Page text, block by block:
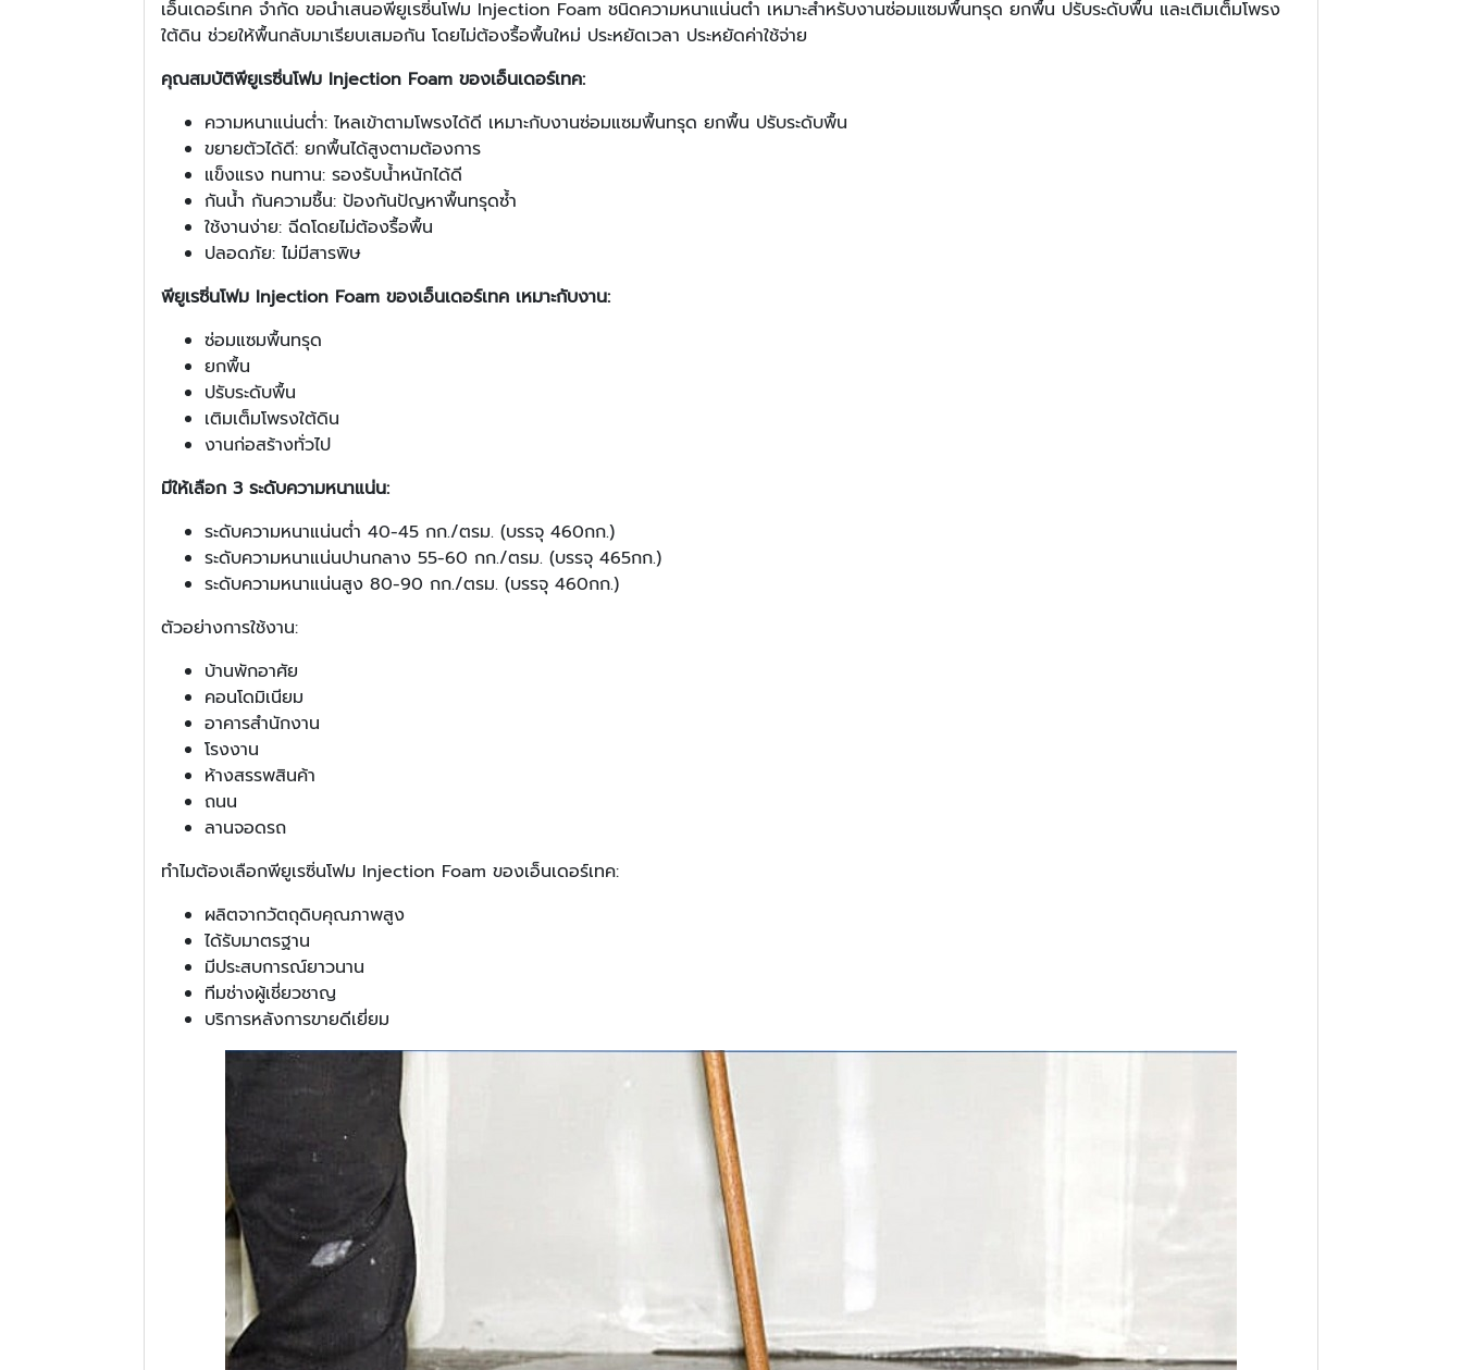
เอ็นเดอร์เทค จำกัด ขอนำเสนอพียูเรซิ่นโฟม Injection Foam ชนิดความหนาแน่นต่ำ เหมาะสำหรับงานซ่อมแซมพื้นทรุด ยกพื้น ปรับระดับพื้น และเติมเต็มโพรง
ใต้ดิน ช่วยให้พื้นกลับมาเรียบเสมอกัน โดยไม่ต้องรื้อพื้นใหม่ ประหยัดเวลา ประหยัดค่าใช้จ่าย
คุณสมบัติพียูเรซิ่นโฟม Injection Foam ของเอ็นเดอร์เทค:
ความหนาแน่นต่ำ: ไหลเข้าตามโพรงได้ดี เหมาะกับงานซ่อมแซมพื้นทรุด ยกพื้น ปรับระดับพื้น
ขยายตัวได้ดี: ยกพื้นได้สูงตามต้องการ
แข็งแรง ทนทาน: รองรับน้ำหนักได้ดี
กันน้ำ กันความชื้น: ป้องกันปัญหาพื้นทรุดซ้ำ
ใช้งานง่าย: ฉีดโดยไม่ต้องรื้อพื้น
ปลอดภัย: ไม่มีสารพิษ
พียูเรซิ่นโฟม Injection Foam ของเอ็นเดอร์เทค เหมาะกับงาน:
ซ่อมแซมพื้นทรุด
ยกพื้น
ปรับระดับพื้น
เติมเต็มโพรงใต้ดิน
งานก่อสร้างทั่วไป
มีให้เลือก 3 ระดับความหนาแน่น:
ระดับความหนาแน่นต่ำ 40-45 กก./ตรม. (บรรจุ 460กก.)
ระดับความหนาแน่นปานกลาง 55-60 กก./ตรม. (บรรจุ 465กก.)
ระดับความหนาแน่นสูง 80-90 กก./ตรม. (บรรจุ 460กก.)
ตัวอย่างการใช้งาน:
บ้านพักอาศัย
คอนโดมิเนียม
อาคารสำนักงาน
โรงงาน
ห้างสรรพสินค้า
ถนน
ลานจอดรถ
ทำไมต้องเลือกพียูเรซิ่นโฟม Injection Foam ของเอ็นเดอร์เทค:
ผลิตจากวัตถุดิบคุณภาพสูง
ได้รับมาตรฐาน
มีประสบการณ์ยาวนาน
ทีมช่างผู้เชี่ยวชาญ
บริการหลังการขายดีเยี่ยม